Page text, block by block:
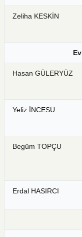
Zeliha KESKİN
Hasan GÜLERYÜZ
Yeliz İNCESU
Begüm TOPÇU
Erdal HASIRCI